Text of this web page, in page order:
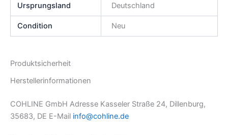
Ursprungsland Deutschland
Condition Neu
Produktsicherheit
Herstellerinformationen
COHLINE GmbH Adresse Kasseler Straße 24, Dillenburg,
35683, DE E-Mail info@cohline.de